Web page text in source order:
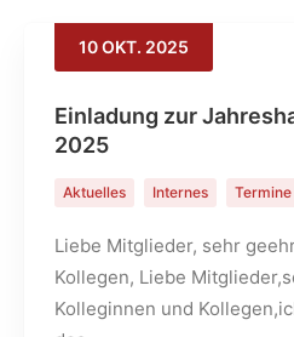
Search
10OKT. 2025
Einladung zur
2025
Aktuelles Internes Termine
Liebe Mitglieder, sehr
Kollegen, Liebe
Kolleginnen und